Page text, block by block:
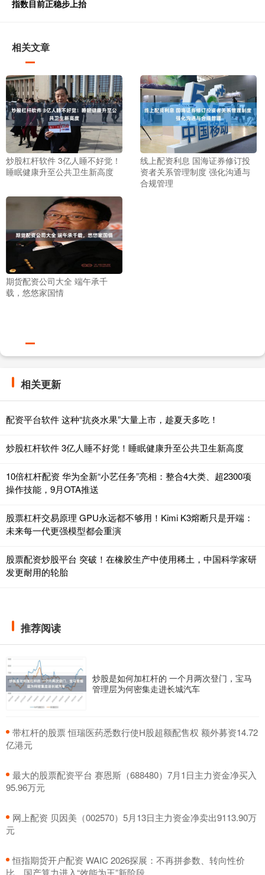
指数目前正稳步上抬
相关文章
炒股杠杆软件 3亿人睡不好觉！
睡眠健康升至公共卫生新高度
线上配资利息 国海证券修订投
资者关系管理制度 强化沟通与
合规管理
期货配资公司大全 端午承千
载，悠悠家国情
相关更新
配资平台软件 这种“抗炎水果”大量上市，趁夏天多吃！
炒股杠杆软件 3亿人睡不好觉！睡眠健康升至公共卫生新高度
10倍杠杆配资 华为全新“小艺任务”亮相：整合4大类、超2300项
操作技能，9月OTA推送
股票杠杆交易原理 GPU永远都不够用！Kimi K3熔断只是开端：
未来每一代更强模型都会重演
股票配资炒股平台 突破！在橡胶生产中使用稀土，中国科学家研
发更耐用的轮胎
推荐阅读
炒股是如何加杠杆的 一个月两次登门，宝马
管理层为何密集走进长城汽车
​带杠杆的股票 恒瑞医药悉数行使H股超额配售权 额外募资14.72
亿港元
​最大的股票配资平台 赛恩斯（688480）7月1日主力资金净买入
95.96万元
​网上配资 贝因美（002570）5月13日主力资金净卖出9113.90万
元
​恒指期货开户配资 WAIC 2026探展：不再拼参数、转向性价
比，国产算力进入“效能为王”新阶段